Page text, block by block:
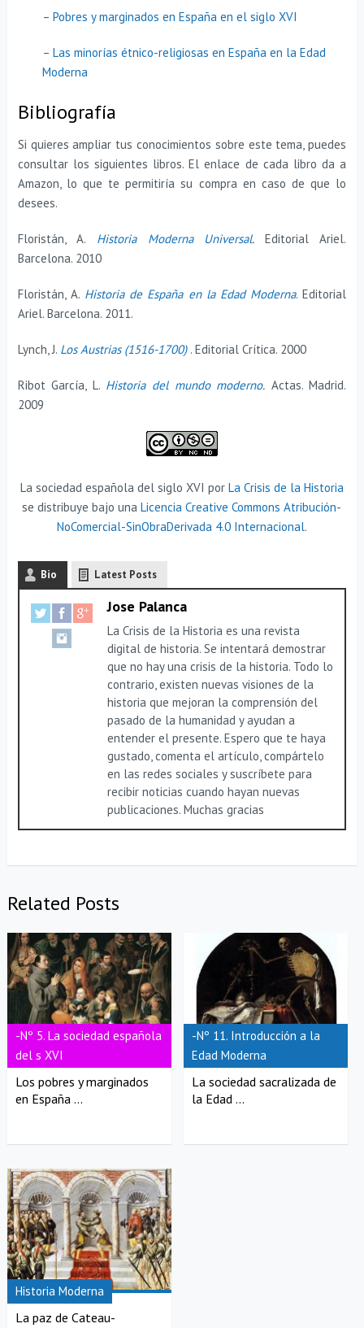
– Pobres y marginados en España en el siglo XVI
– Las minorías étnico-religiosas en España en la Edad
Moderna
Bibliografía
Si quieres ampliar tus conocimientos sobre este tema, puedes
consultar los siguientes libros. El enlace de cada libro da a
Amazon, lo que te permitiría su compra en caso de que lo
desees.
Floristán, A. Historia Moderna Universal. Editorial Ariel.
Barcelona. 2010
Floristán, A. Historia de España en la Edad Moderna. Editorial
Ariel. Barcelona. 2011.
Lynch, J. Los Austrias (1516-1700). Editorial Crítica. 2000
Ribot García, L. Historia del mundo moderno. Actas. Madrid.
2009
La sociedad española del siglo XVI por La Crisis de la Historia
se distribuye bajo unaLicencia Creative Commons Atribución-
NoComercial-SinObraDerivada 4.0 Internacional.
Bio Latest Posts
Jose Palanca
La Crisis de la Historia es una revista
digital de historia. Se intentará demostrar
que no hay una crisis de la historia. Todo lo
contrario, existen nuevas visiones de la
historia que mejoran la comprensión del
pasado de la humanidad y ayudan a
entender el presente. Espero que te haya
gustado, comenta el artículo, compártelo
en las redes sociales y suscríbete para
recibir noticias cuando hayan nuevas
publicaciones. Muchas gracias
Related Posts
-Nº 5. La sociedad española
del s XVI
Los pobres y marginados
en España ...
-Nº 11. Introducción a la
Edad Moderna
La sociedad sacralizada de
la Edad ...
Historia Moderna
La paz de Cateau-